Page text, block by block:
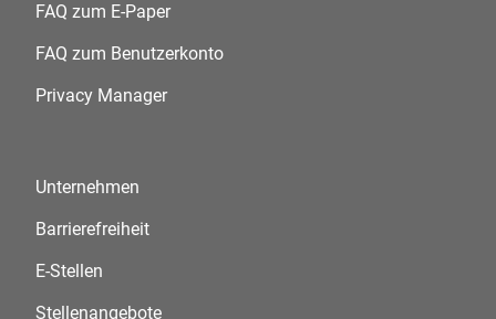
FAQ zum E-Paper
FAQ zum Benutzerkonto
Privacy Manager
Unternehmen
Barrierefreiheit
E-Stellen
Stellenangebote